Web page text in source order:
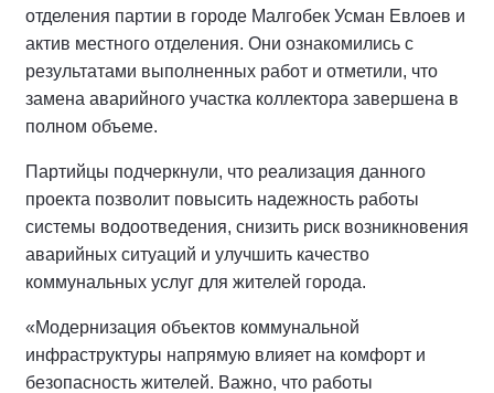
отделения партии в городе Малгобек Усман Евлоев и
актив местного отделения. Они ознакомились с
результатами выполненных работ и отметили, что
замена аварийного участка коллектора завершена в
полном объеме.
Партийцы подчеркнули, что реализация данного
проекта позволит повысить надежность работы
системы водоотведения, снизить риск возникновения
аварийных ситуаций и улучшить качество
коммунальных услуг для жителей города.
«Модернизация объектов коммунальной
инфраструктуры напрямую влияет на комфорт и
безопасность жителей. Важно, что работы